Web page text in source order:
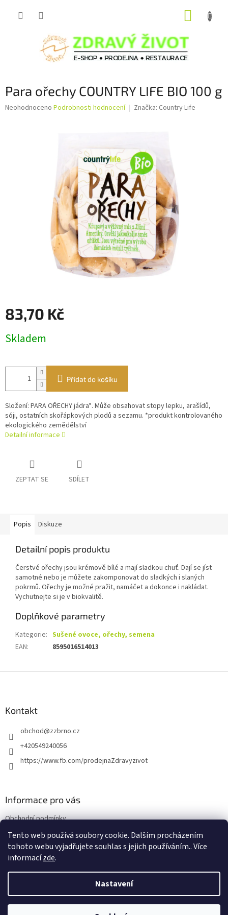
Tento web používá soubory cookie. Dalším procházením
tohoto webu vyjadřujete souhlas s jejich používáním.. Více
informacízde.
Nastavení
Para ořechy COUNTRY LIFE BIO 100 g
Průměrné
Neohodnoceno Podrobnosti hodnocení Značka: Country Life
83,70 Kč
cena:
Skladem
Přidat do košíku
Složení: PARA OŘECHY jádra*. Může obsahovat stopy lepku, arašídů,
sóji, ostatních skořápkových plodů a sezamu. *produkt kontrolovaného
ekologického zemědělství
Detailní informace
ZEPTAT SE SDÍLET
Popis Diskuze
Detailní popis produktu
Čerstvé ořechy jsou krémově bílé a mají sladkou chuť. Dají se jíst
samotné nebo je můžete zakomponovat do sladkých i slaných
pokrmů. Ořechy je možné pražit, namáčet a dokonce i nakládat.
Vychutnejte si je v biokvalitě.
Doplňkové parametry
Kategorie: Sušené ovoce, ořechy, semena
EAN: 8595016514013
Kontakt
obchod@zzbrno.cz
+420549240056
https://www.fb.com/prodejnaZdravyzivot
Informace pro vás
Obchodní podmínky
Podmínky ochrany osobních údajů
Copyright 2026E-shop Zdravý život. Všechna práva vyhrazena.